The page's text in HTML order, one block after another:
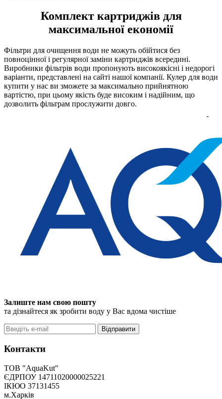
Комплект картриджів для
максимальної економії
Фільтри для очищення води не можуть обійтися без
повноцінної і регулярної заміни картриджів всередині.
Виробники фільтрів води пропонують високоякісні і недорогі
варіанти, представлені на сайті нашої компанії. Кулер для води
купити у нас ви зможете за максимально прийнятною
вартістю, при цьому якість буде високим і надійним, що
дозволить фільтрам прослужити довго.
Залиште нам свою пошту
та дізнайтеся як зробити воду у Вас вдома чистіше
Відправити
Контакти
ТОВ "AquaKut"
ЄДРПОУ 14711020000025221
ІКЮО 37131455
м.Харків